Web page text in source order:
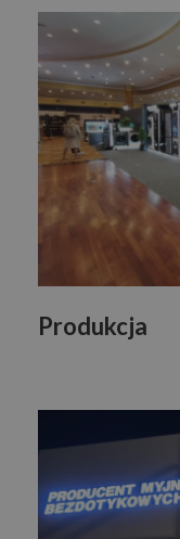
Produkcja